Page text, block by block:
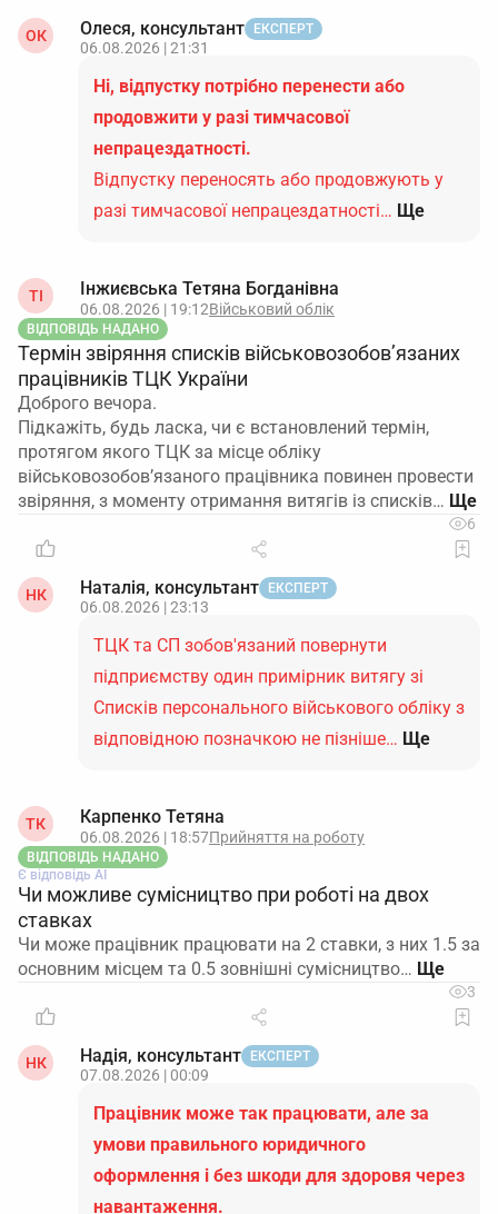
ОК Олеся, консультант ЕКСПЕРТ
06.08.2026 | 21:31
Ні, відпустку потрібно перенести або
продовжити у разі тимчасової
непрацездатності.
Відпустку переносять або продовжують у
разі тимчасової непрацездатності… Ще
ТІ Інжиєвська Тетяна Богданівна
06.08.2026 | 19:12Військовий облік
ВІДПОВІДЬ НАДАНО
Термін звіряння списків військовозобов’язаних
працівників ТЦК України
Доброго вечора.
Підкажіть, будь ласка, чи є встановлений термін,
протягом якого ТЦК за місце обліку
військовозобов’язаного працівника повинен провести
звіряння, з моменту отримання витягів із списків…
6
НК Наталія, консультант ЕКСПЕРТ
06.08.2026 | 23:13
ТЦК та СП зобов'язаний повернути
підприємству один примірник витягу зі
Списків персонального військового обліку з
відповідною позначкою не пізніше… Ще
ТК Карпенко Тетяна
06.08.2026 | 18:57Прийняття на роботу
ВІДПОВІДЬ НАДАНО
Є відповідь АІ
Чи можливе сумісництво при роботі на двох
ставках
Чи може працівник працювати на 2 ставки, з них 1.5 за
основним місцем та 0.5 зовнішні сумісництво…
3
НК Надія, консультант ЕКСПЕРТ
07.08.2026 | 00:09
Працівник може так працювати, але за
умови правильного юридичного
оформлення і без шкоди для здоровя через
навантаження.